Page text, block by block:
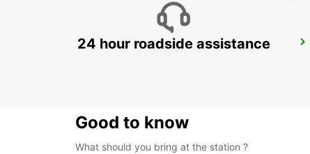
AVELLINO
24 hour roadside assistance
Good to know
What should you bring at the station ?